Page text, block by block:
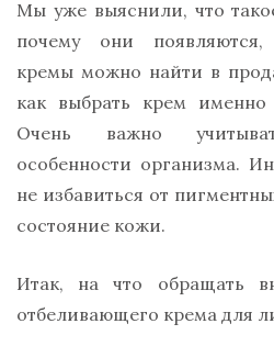
Мы уже выяснили, что
почему они
кремы можно найти в
как выбрать крем
Очень важно
особенности организма.
не избавиться от
состояние кожи.
Итак, на что обращать
отбеливающего крема для